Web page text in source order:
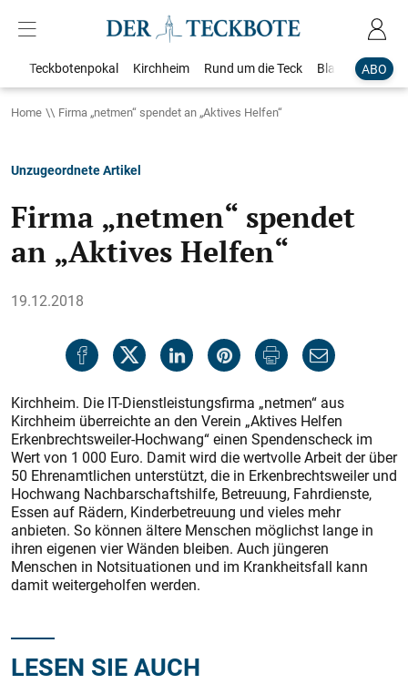
ABO
Teckbotenpokal Kirchheim Rund um die Teck Blaulicht
Home Firma „netmen“ spendet an „Aktives Helfen“
Unzugeordnete Artikel
Firma „netmen“ spendet
an „Aktives Helfen“
19.12.2018
Kirchheim. Die IT-Dienstleistungsfirma „netmen“ aus
Kirchheim überreichte an den Verein „Aktives Helfen
Erkenbrechtsweiler-Hochwang“ einen Spendenscheck im
Wert von 1 000 Euro. Damit wird die wertvolle Arbeit der über
50 Ehrenamtlichen unterstützt, die in Erkenbrechtsweiler und
Hochwang Nachbarschaftshilfe, Betreuung, Fahrdienste,
Essen auf Rädern, Kinderbetreuung und vieles mehr
anbieten. So können ältere Menschen möglichst lange in
ihren eigenen vier Wänden bleiben. Auch jüngeren
Menschen in Notsituationen und im Krankheitsfall kann
damit weitergeholfen werden.
LESEN SIE AUCH